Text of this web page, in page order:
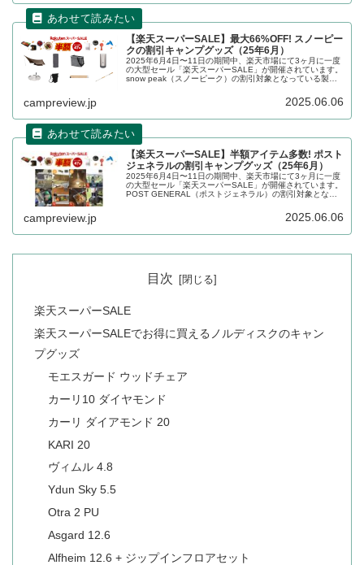
【楽天スーパーSALE】最大66%OFF! スノーピー
クの割引キャンプグッズ（25年6月）
2025年6月4日〜11日の期間中、楽天市場にて3ヶ月に一度
の大型セール「楽天スーパーSALE」が開催されています。
snow peak（スノーピーク）の割引対象となっている製
campreview.jp 2025.06.06
【楽天スーパーSALE】半額アイテム多数! ポスト
ジェネラルの割引キャンプグッズ（25年6月）
2025年6月4日〜11日の期間中、楽天市場にて3ヶ月に一度
の大型セール「楽天スーパーSALE」が開催されています。
POST GENERAL（ポストジェネラル）の割引対象となっ
campreview.jp 2025.06.06
目次
楽天スーパーSALE
楽天スーパーSALEでお得に買えるノルディスクのキャン
プグッズ
モエスガード ウッドチェア
カーリ10 ダイヤモンド
カーリ ダイアモンド 20
KARI 20
ヴィムル 4.8
Ydun Sky 5.5
Otra 2 PU
Asgard 12.6
Alfheim 12.6 + ジップインフロアセット